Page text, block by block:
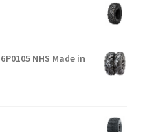
NHS Made in